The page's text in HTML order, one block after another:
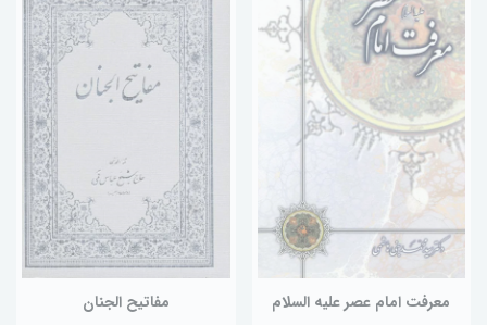
معرفت امام عصر علیه السلام مفاتیح الجنان